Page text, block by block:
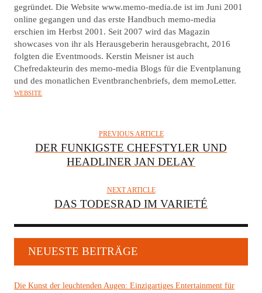
T
H
O
R
gegründet. Die Website www.memo-media.de ist im Juni 2001
online gegangen und das erste Handbuch memo-media
erschien im Herbst 2001. Seit 2007 wird das Magazin
showcases von ihr als Herausgeberin herausgebracht, 2016
folgten die Eventmoods. Kerstin Meisner ist auch
Chefredakteurin des memo-media Blogs für die Eventplanung
und des monatlichen Eventbranchenbriefs, dem memoLetter.
WEBSITE
PREVIOUS ARTICLE
DER FUNKIGSTE CHEFSTYLER UND
HEADLINER JAN DELAY
NEXT ARTICLE
DAS TODESRAD IM VARIETÉ
NEUESTE BEITRÄGE
Die Kunst der leuchtenden Augen: Einzigartiges Entertainment für